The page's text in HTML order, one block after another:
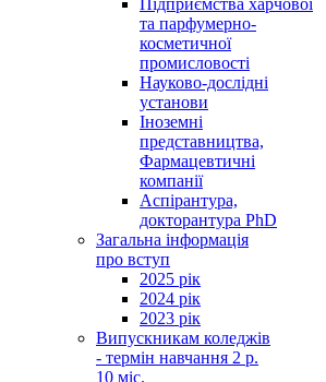
Підприємства харчової
та парфумерно-
косметичної
промисловості
Науково-дослідні
установи
Іноземні
представництва,
Фармацевтичні
компанії
Аспірантура,
докторантура PhD
Загальна інформація
про вступ
2025 рік
2024 рік
2023 рік
Випускникам коледжів
- термін навчання 2 р.
10 міс.